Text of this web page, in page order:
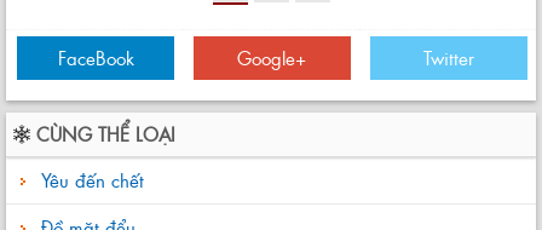
FaceBook Google+ Twitter
CÙNG THỂ LOẠI
Yêu đến chết